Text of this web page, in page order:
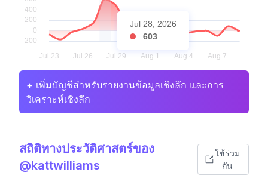
Jul 28, 2026
603
+ เพิ่มบัญชีสำหรับรายงานข้อมูลเชิงลึก และการ
วิเคราะห์เชิงลึก
สถิติทางประวัติศาสตร์ของ
@kattwilliams
ใช้ร่วม
กัน